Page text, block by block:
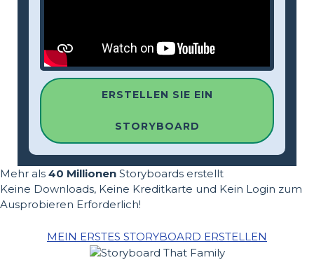
ERSTELLEN SIE EIN
STORYBOARD
Mehr als 40 Millionen Storyboards erstellt
Keine Downloads, Keine Kreditkarte und Kein Login zum
Ausprobieren Erforderlich!
MEIN ERSTES STORYBOARD ERSTELLEN